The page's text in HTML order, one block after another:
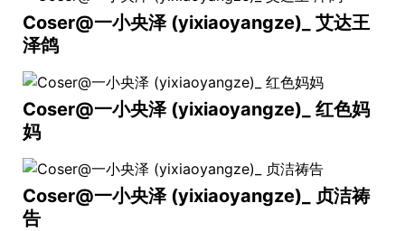
Coser@一小央泽 (yixiaoyangze)_ 艾达王
泽鸽
Coser@一小央泽 (yixiaoyangze)_ 红色妈
妈
Coser@一小央泽 (yixiaoyangze)_ 贞洁祷
告